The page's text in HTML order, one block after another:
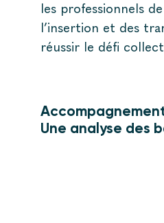
les professionnels
l’insertion et des
réussir le défi
Une analyse des